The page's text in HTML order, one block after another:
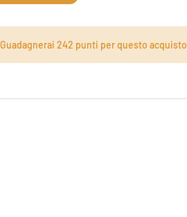
Guadagnerai242 punti per questo acquisto